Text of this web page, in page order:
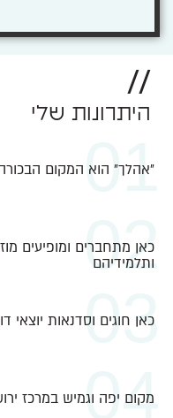
//
היתרונות שלי
01
״אהלך״ הוא המקום
02
כאן מתחברים ומופיעים
ותלמידיהם
03
כאן חוגים וסדנאות יוצאי
04
מקום יפה וגמיש במרכז